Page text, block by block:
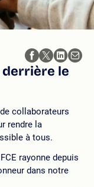
derrière le
collaborateurs
rendre la
à tous.
rayonne depuis
dans notre